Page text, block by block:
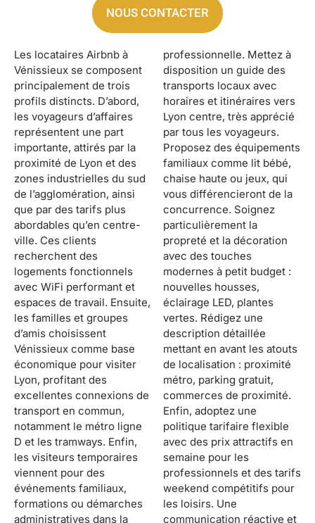
NOUS CONTACTER
Les locataires Airbnb à
Vénissieux se composent
principalement de trois
profils distincts. D’abord,
les voyageurs d’affaires
représentent une part
importante, attirés par la
proximité de Lyon et des
zones industrielles du sud
de l’agglomération, ainsi
que par des tarifs plus
abordables qu’en centre-
ville. Ces clients
recherchent des
logements fonctionnels
avec WiFi performant et
espaces de travail. Ensuite,
les familles et groupes
d’amis choisissent
Vénissieux comme base
économique pour visiter
Lyon, profitant des
excellentes connexions de
transport en commun,
notamment le métro ligne
D et les tramways. Enfin,
les visiteurs temporaires
viennent pour des
événements familiaux,
formations ou démarches
administratives dans la
professionnelle. Mettez à
disposition un guide des
transports locaux avec
horaires et itinéraires vers
Lyon centre, très apprécié
par tous les voyageurs.
Proposez des équipements
familiaux comme lit bébé,
chaise haute ou jeux, qui
vous différencieront de la
concurrence. Soignez
particulièrement la
propreté et la décoration
avec des touches
modernes à petit budget :
nouvelles housses,
éclairage LED, plantes
vertes. Rédigez une
description détaillée
mettant en avant les atouts
de localisation : proximité
métro, parking gratuit,
commerces de proximité.
Enfin, adoptez une
politique tarifaire flexible
avec des prix attractifs en
semaine pour les
professionnels et des tarifs
weekend compétitifs pour
les loisirs. Une
communication réactive et